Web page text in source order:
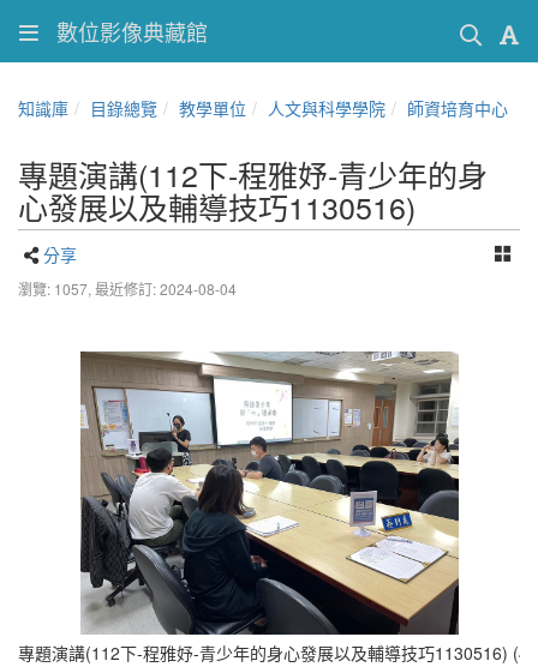
數位影像典藏館
知識庫 目錄總覽 教學單位 人文與科學學院 師資培育中心
專題演講(112下-程雅妤-青少年的身
心發展以及輔導技巧1130516)
分享
瀏覽: 1057, 最近修訂: 2024-08-04
專題演講(112下-程雅妤-青少年的身心發展以及輔導技巧1130516) (4)